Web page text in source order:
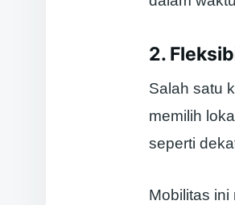
2.
Salah satu
memilih
seperti
Mobilitas